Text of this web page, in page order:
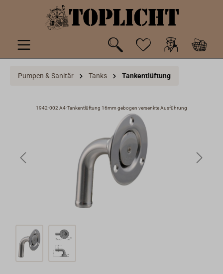
springen
Pumpen & Sanitär Tanks Tankentlüftung
1942-002 A4-Tankentlüftung 16mm gebogen versenkte Ausführung